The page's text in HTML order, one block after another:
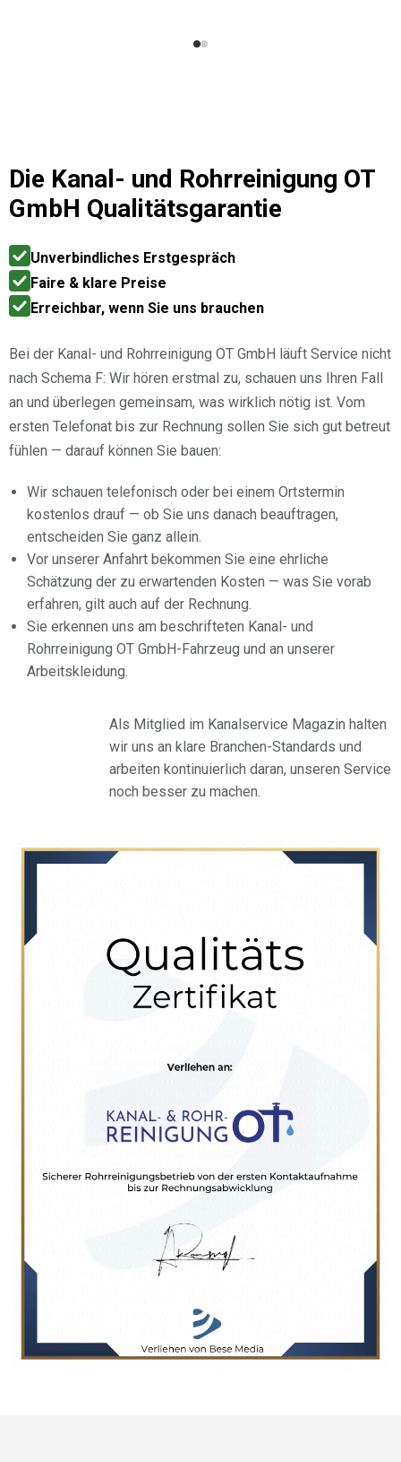
Die Kanal- und Rohrreinigung OT
GmbH Qualitätsgarantie
Unverbindliches Erstgespräch
Faire & klare Preise
Erreichbar, wenn Sie uns brauchen
Bei der Kanal- und Rohrreinigung OT GmbH läuft Service nicht
nach Schema F: Wir hören erstmal zu, schauen uns Ihren Fall
an und überlegen gemeinsam, was wirklich nötig ist. Vom
ersten Telefonat bis zur Rechnung sollen Sie sich gut betreut
fühlen — darauf können Sie bauen:
Wir schauen telefonisch oder bei einem Ortstermin
kostenlos drauf — ob Sie uns danach beauftragen,
entscheiden Sie ganz allein.
Vor unserer Anfahrt bekommen Sie eine ehrliche
Schätzung der zu erwartenden Kosten — was Sie vorab
erfahren, gilt auch auf der Rechnung.
Sie erkennen uns am beschrifteten Kanal- und
Rohrreinigung OT GmbH-Fahrzeug und an unserer
Arbeitskleidung.
Als Mitglied im Kanalservice Magazin halten
wir uns an klare Branchen-Standards und
arbeiten kontinuierlich daran, unseren Service
noch besser zu machen.